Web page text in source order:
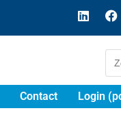
Contact Login